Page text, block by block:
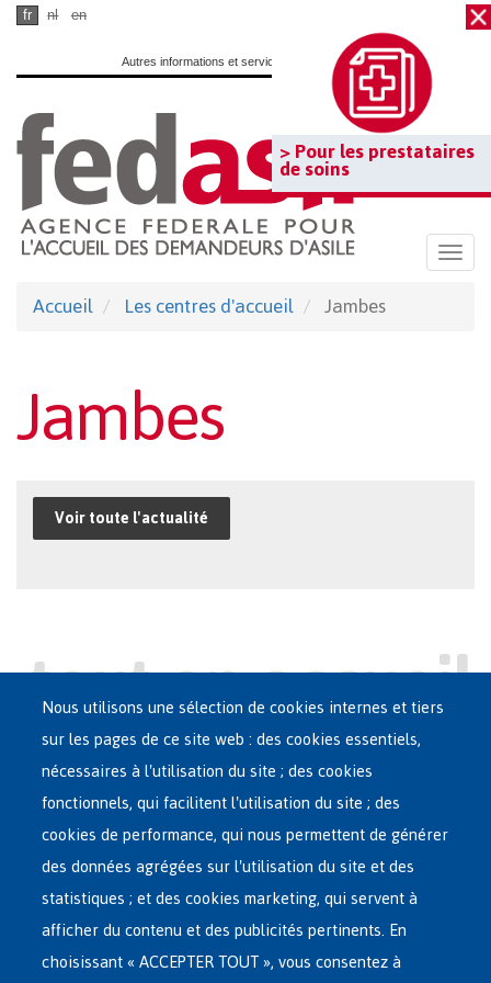
Passer
contenu
principal
> Pour les prestataires
de soins
fr nl en
Autres informations et services officiels :www.belgium.be
Accueil Les centres d'accueil Jambes
Jambes
Voir toute l'actualité
Main
French
Menu
ASILE EN BELGIQUE
RÉSEAU D'ACCUEIL
RETOUR VOLONTAIRE
INTERNATIONAL
Nous utilisons une sélection de cookies internes et tiers
sur les pages de ce site web : des cookies essentiels,
nécessaires à l'utilisation du site ; des cookies
fonctionnels, qui facilitent l'utilisation du site ; des
cookies de performance, qui nous permettent de générer
des données agrégées sur l'utilisation du site et des
statistiques ; et des cookies marketing, qui servent à
afficher du contenu et des publicités pertinents. En
choisissant « ACCEPTER TOUT », vous consentez à